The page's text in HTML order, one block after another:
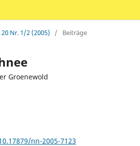
20 Nr. 1/2 (2005) / Beiträge
Groenewold
nn-2005-7123